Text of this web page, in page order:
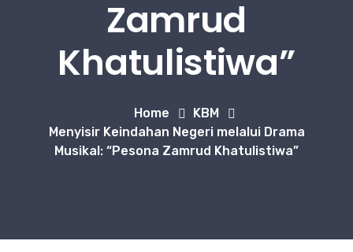
Zamrud
Khatulistiwa”
Home
KBM
Menyisir Keindahan Negeri melalui Drama
Musikal: “Pesona Zamrud Khatulistiwa”